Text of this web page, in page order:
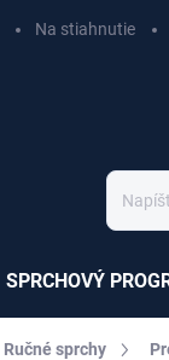
Na stiahnutie
SPRCHOVÝ
Ručné sprchy